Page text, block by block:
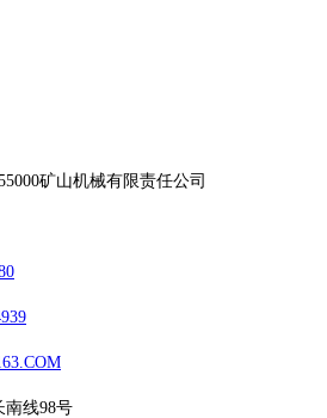
矿山机械有限责任公司
南线98号